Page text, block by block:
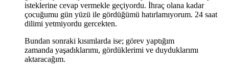
isteklerine cevap vermekle geçiyordu. İhraç olana kadar
çocuğumu gün yüzü ile gördüğümü hatırlamıyorum. 24 saat
dilimi yetmiyordu gercekten.
Bundan sonraki kısımlarda ise; görev yaptığım
zamanda yaşadıklarımı, gördüklerimi ve duyduklarımı
aktaracağım.